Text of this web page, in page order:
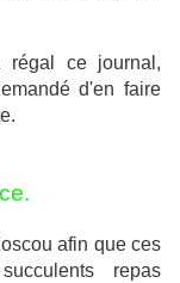
régal ce journal,
d'en faire
afin que ces
repas